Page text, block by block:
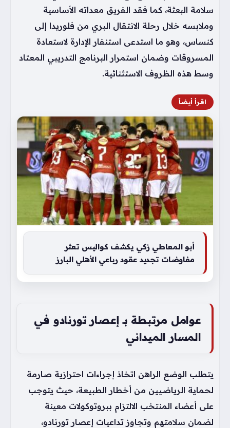
سلامة البعثة، كما فقد الفريق معداته الأساسية
وملابسه خلال رحلة الانتقال البري من فلوريدا إلى
كنساس، وهو ما استدعى استنفار الإدارة لاستعادة
المسروقات وضمان استمرار البرنامج التدريبي المعتاد
وسط هذه الظروف الاستثنائية.
اقرأ أيضاً
أبو المعاطي زكي يكشف كواليس تعثر
مفاوضات تجديد عقود رباعي الأهلي البارز
عوامل مرتبطة بـ إعصار تورنادو في
المسار الميداني
يتطلب الوضع الراهن اتخاذ إجراءات احترازية صارمة
لحماية الرياضيين من أخطار الطبيعة، حيث يتوجب
على أعضاء المنتخب الالتزام ببروتوكولات معينة
لضمان سلامتهم وتجاوز تداعيات إعصار تورنادو،